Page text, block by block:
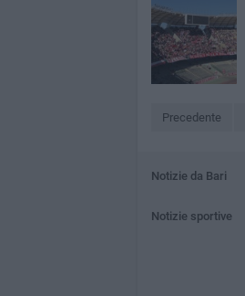
Precedente
Notizie da Bari
Notizie sportive